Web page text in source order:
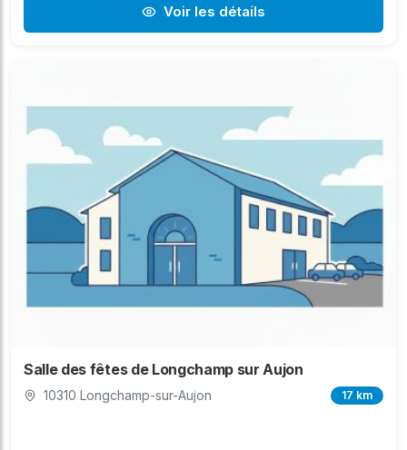
Voir les détails
Salle des fêtes de Longchamp sur Aujon
10310 Longchamp-sur-Aujon 17 km